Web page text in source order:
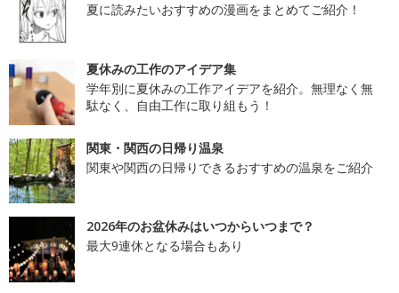
夏に読みたいおすすめの漫画をまとめてご紹介！
夏休みの工作のアイデア集
学年別に夏休みの工作アイデアを紹介。無理なく無
駄なく、自由工作に取り組もう！
関東・関西の日帰り温泉
関東や関西の日帰りできるおすすめの温泉をご紹介
2026年のお盆休みはいつからいつまで？
最大9連休となる場合もあり